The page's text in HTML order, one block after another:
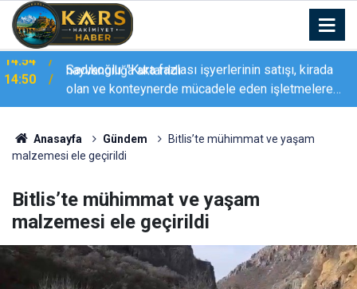
14:50
Sadıkoğlu: "Kura fazlası işyerlerinin satışı, kirada
olan ve konteynerde mücadele eden işletmelere
olmalı"
Anasayfa Gündem
Bitlis’te mühimmat ve yaşam
malzemesi ele geçirildi
Bitlis’te mühimmat ve yaşam
malzemesi ele geçirildi